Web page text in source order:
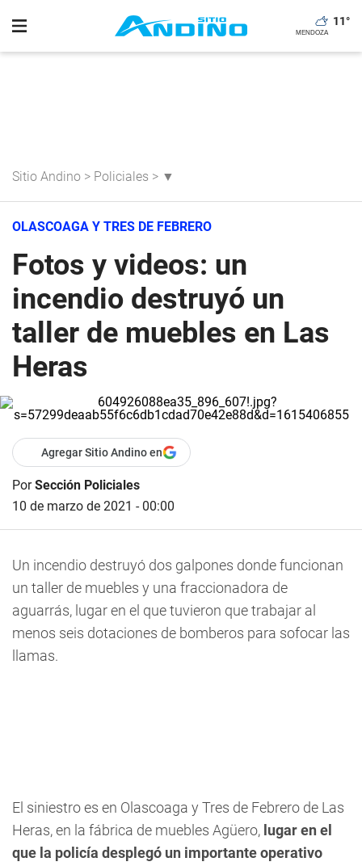
11°
Sitio Andino > Policiales > ▼
OLASCOAGA Y TRES DE FEBRERO
Fotos y videos: un
incendio destruyó un
taller de muebles en Las
Heras
Agregar Sitio Andino en
PorSección Policiales
10 de marzo de 2021 - 00:00
Un incendio destruyó dos galpones donde funcionan
un taller de muebles y una fraccionadora de
aguarrás, lugar en el que tuvieron que trabajar al
menos seis dotaciones de bomberos para sofocar las
llamas.
El siniestro es en Olascoaga y Tres de Febrero de Las
Heras, en la fábrica de muebles Agüero, lugar en el
que la policía desplegó un importante operativo